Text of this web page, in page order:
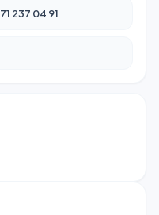
71 237 04 91